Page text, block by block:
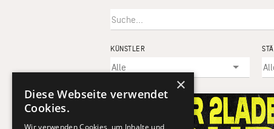
KÜNSTLER
×
Diese Webseite verwendet
Cookies.
Wir verwenden Cookies, um Inhalte und